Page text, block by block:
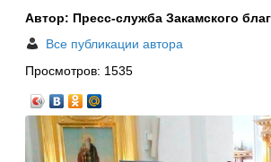
Автор: Пресс-служба Закамского
Все публикации автора
Просмотров: 1535